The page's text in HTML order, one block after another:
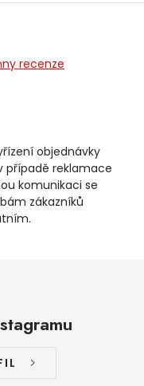
recenze
objednávky
případě reklamace
komunikaci se
zákazníků